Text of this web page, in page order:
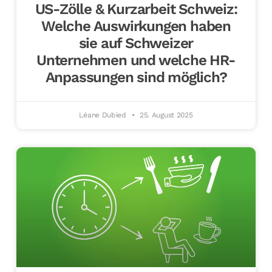
US-Zölle & Kurzarbeit Schweiz:
Welche Auswirkungen haben
sie auf Schweizer
Unternehmen und welche HR-
Anpassungen sind möglich?
Léane Dubied 25. August 2025